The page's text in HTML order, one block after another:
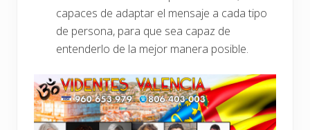
capaces de adaptar el mensaje a cada tipo
de persona, para que sea capaz de
entenderlo de la mejor manera posible.